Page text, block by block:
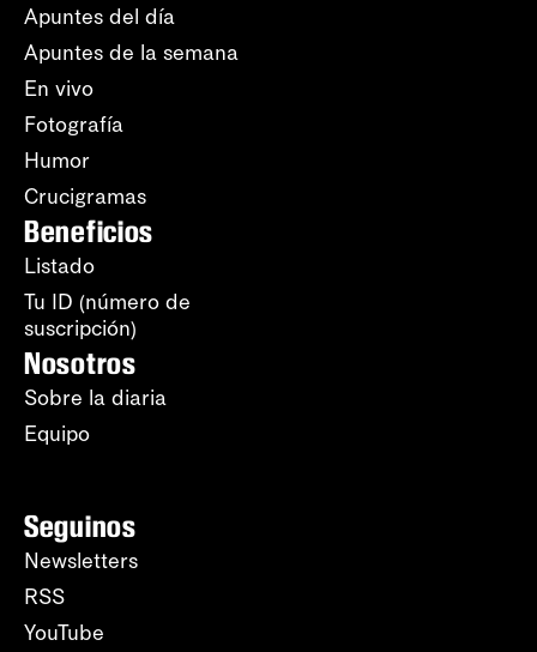
Apuntes del día
Apuntes de la semana
En vivo
Fotografía
Humor
Crucigramas
Beneficios
Listado
Tu ID (número de
suscripción)
Nosotros
Sobre la diaria
Equipo
Seguinos
Newsletters
RSS
YouTube